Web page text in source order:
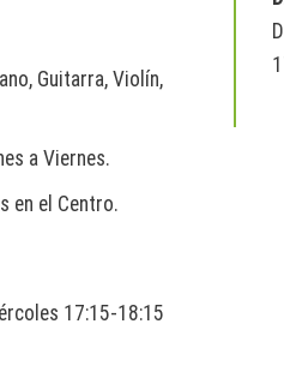
Guitarra, Violín,
a Viernes.
en el Centro.
17:15-18:15